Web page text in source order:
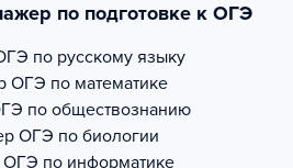
по подготовке к ОГЭ
по русскому языку
ОГЭ по математике
по обществознанию
ОГЭ по биологии
ОГЭ по информатике